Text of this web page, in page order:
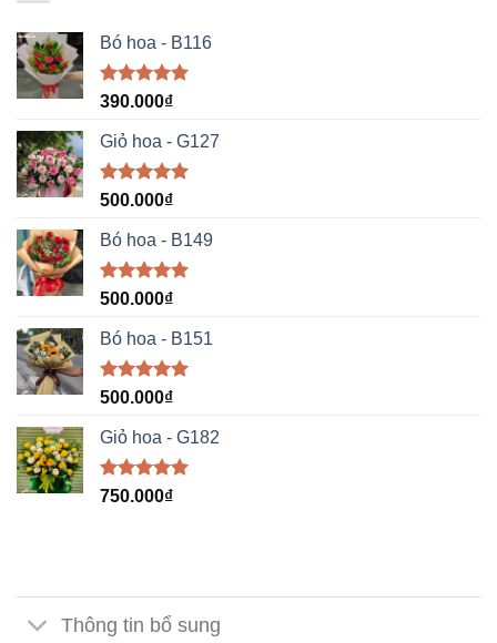
Bó hoa - B116
Được xếp
5 sao
390.000₫
Giỏ hoa - G127
Được xếp
5 sao
500.000₫
Bó hoa - B149
Được xếp
5 sao
500.000₫
Bó hoa - B151
Được xếp
5 sao
500.000₫
Giỏ hoa - G182
Được xếp
750.000₫
Thông tin bổ sung